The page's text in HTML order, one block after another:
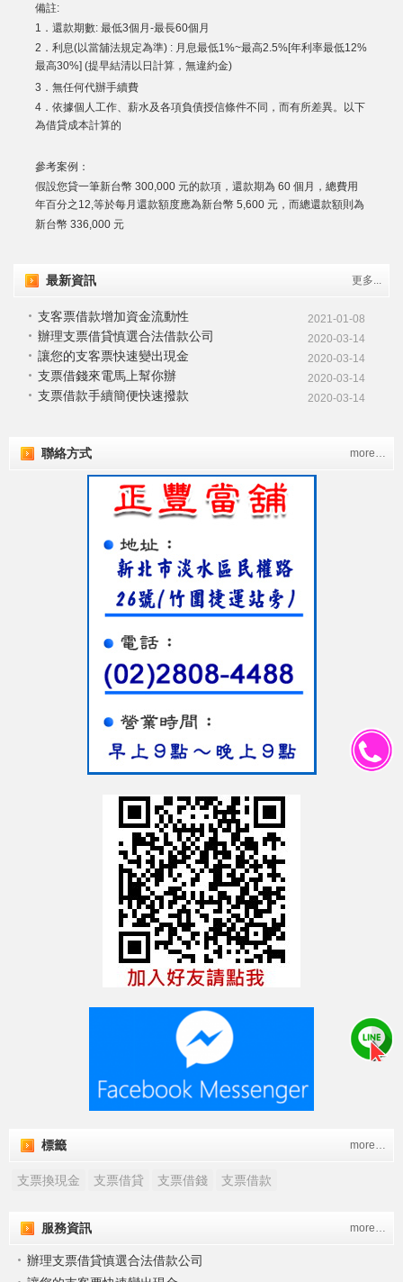
備註:
1．還款期數: 最低3個月-最長60個月
2．利息(以當舖法規定為準) : 月息最低1%~最高2.5%[年利率最低12%
最高30%] (提早結清以日計算，無違約金)
3．無任何代辦手續費
4．依據個人工作、薪水及各項負債授信條件不同，而有所差異。以下
為借貸成本計算的
參考案例：
假設您貸一筆新台幣 300,000 元的款項，還款期為 60 個月，總費用
年百分之12,等於每月還款額度應為新台幣 5,600 元，而總還款額則為
新台幣 336,000 元
最新資訊 更多...
支客票借款增加資金流動性 2021-01-08
辦理支票借貸慎選合法借款公司 2020-03-14
讓您的支客票快速變出現金 2020-03-14
支票借錢來電馬上幫你辦 2020-03-14
支票借款手續簡便快速撥款 2020-03-14
聯絡方式 more…
標籤 more…
支票換現金 支票借貸 支票借錢 支票借款
服務資訊 more…
辦理支票借貸慎選合法借款公司